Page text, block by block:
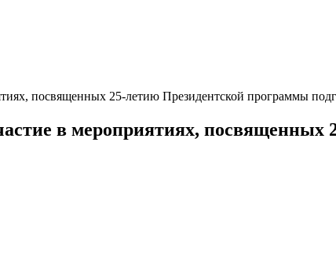
посвященных 25-летию Президентской программы
в мероприятиях,